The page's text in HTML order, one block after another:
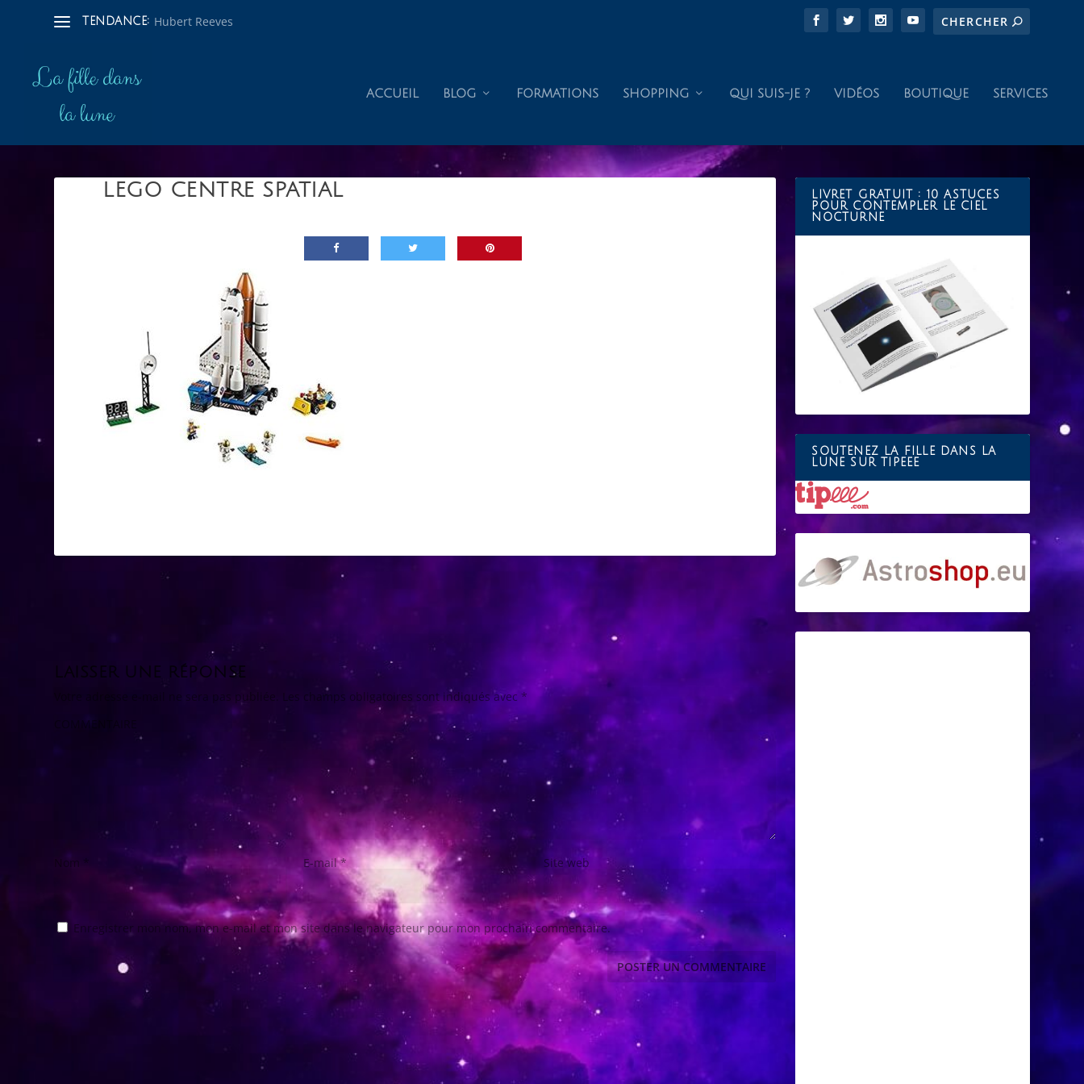
TENDANCE: Hubert Reeves
ACCUEIL BLOG FORMATIONS SHOPPING QUI SUIS-JE ? VIDÉOS BOUTIQUE SERVICES
LEGO CENTRE SPATIAL
LAISSER UNE RÉPONSE
Votre adresse e-mail ne sera pas publiée. Les champs obligatoires sont indiqués avec*
COMMENTAIRE
Nom * E-mail* Site web
Enregistrer mon nom, mon e-mail et mon site dans le navigateur pour mon prochain commentaire.
LIVRET GRATUIT : 10 ASTUCES
POUR CONTEMPLER LE CIEL
NOCTURNE
SOUTENEZ LA FILLE DANS LA
LUNE SUR TIPEEE